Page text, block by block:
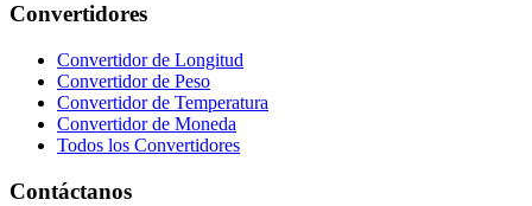
Convertidores
Convertidor de Longitud
Convertidor de Peso
Convertidor de Temperatura
Convertidor de Moneda
Todos los Convertidores
Contáctanos